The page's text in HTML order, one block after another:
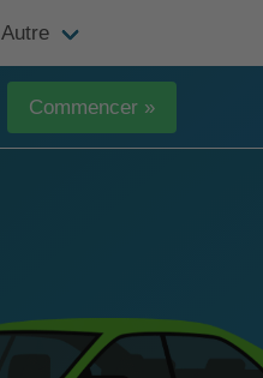
Autre
Commencer »